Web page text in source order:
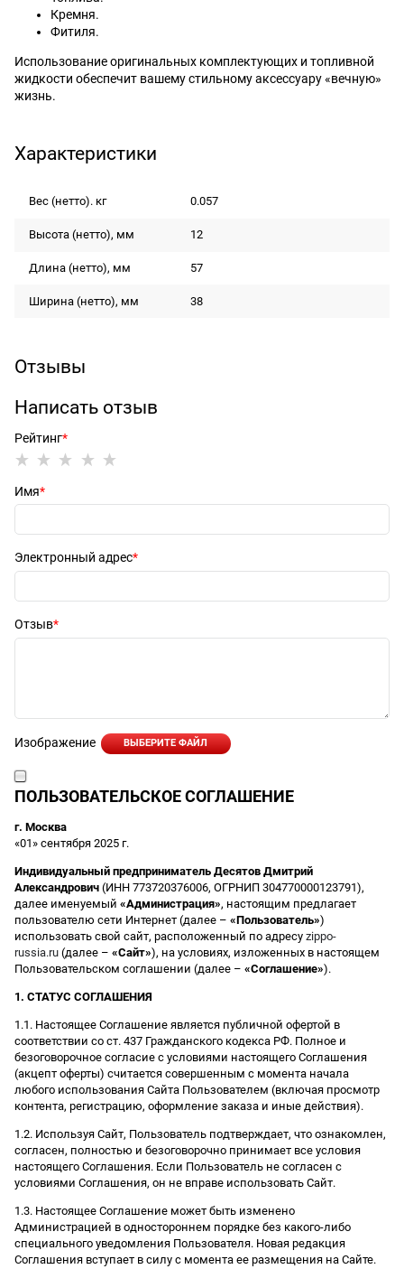
Кремня.
Фитиля.
Использование оригинальных комплектующих и топливной
жидкости обеспечит вашему стильному аксессуару «вечную»
жизнь.
Характеристики
Вес (нетто). кг 0.057
Высота (нетто), мм 12
Длина (нетто), мм 57
Ширина (нетто), мм 38
Отзывы
Написать отзыв
Рейтинг
Имя
Электронный адрес
Отзыв
Изображение ВЫБЕРИТЕ ФАЙЛ
ПОЛЬЗОВАТЕЛЬСКОЕ СОГЛАШЕНИЕ
г. Москва
«01» сентября 2025 г.
Индивидуальный предприниматель Десятов Дмитрий
Александрович (ИНН 773720376006, ОГРНИП 304770000123791),
далее именуемый «Администрация», настоящим предлагает
пользователю сети Интернет (далее – «Пользователь»)
использовать свой сайт, расположенный по адресу zippo-
russia.ru (далее – «Сайт»), на условиях, изложенных в настоящем
Пользовательском соглашении (далее – «Соглашение»).
1. СТАТУС СОГЛАШЕНИЯ
1.1. Настоящее Соглашение является публичной офертой в
соответствии со ст. 437 Гражданского кодекса РФ. Полное и
безоговорочное согласие с условиями настоящего Соглашения
(акцепт оферты) считается совершенным с момента начала
любого использования Сайта Пользователем (включая просмотр
контента, регистрацию, оформление заказа и иные действия).
1.2. Используя Сайт, Пользователь подтверждает, что ознакомлен,
согласен, полностью и безоговорочно принимает все условия
настоящего Соглашения. Если Пользователь не согласен с
условиями Соглашения, он не вправе использовать Сайт.
1.3. Настоящее Соглашение может быть изменено
Администрацией в одностороннем порядке без какого-либо
специального уведомления Пользователя. Новая редакция
Соглашения вступает в силу с момента ее размещения на Сайте.